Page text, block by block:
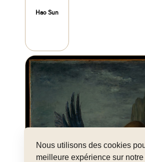
Nous utilisons des cookies
meilleure expérience sur notre
Hao Sun